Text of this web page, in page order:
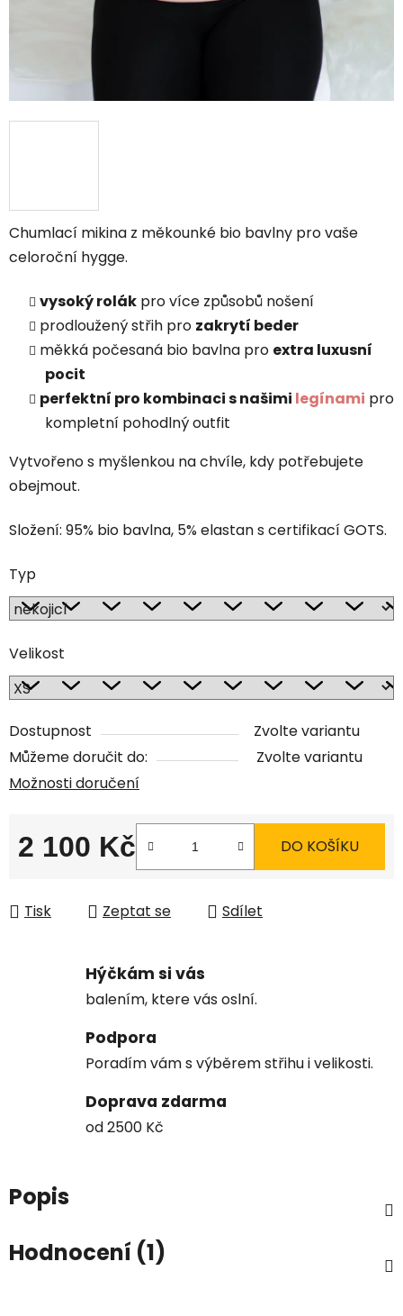
Chumlací mikina z měkounké bio bavlny pro vaše
celoroční hygge.
vysoký rolák pro více způsobů nošení
prodloužený střih pro zakrytí beder
měkká počesaná bio bavlna pro extra luxusní
pocit
perfektní pro kombinaci s našimi legínami pro
kompletní pohodlný outfit
Vytvořeno s myšlenkou na chvíle, kdy potřebujete
obejmout.
Složení: 95% bio bavlna, 5% elastan s certifikací GOTS.
Typ
Velikost
Dostupnost
Zvolte variantu
Můžeme doručit do:
Zvolte variantu
Možnosti doručení
2 100 Kč DO KOŠÍKU
Tisk Zeptat se Sdílet
Hýčkám si vás
balením, ktere vás oslní.
Podpora
Poradím vám s výběrem střihu i velikosti.
Doprava zdarma
od 2500 Kč
Popis
Hodnocení (1)